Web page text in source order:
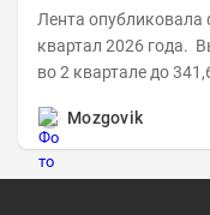
Лента опубликовала
квартал 2026 года. Выручка компании выросла на 28,8%
во 2 квартале до
Mozgovik